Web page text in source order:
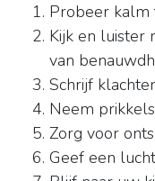
Probeer kalm
Kijk en luister
van
Schrijf
Neem prikkels
Zorg voor
Geef een